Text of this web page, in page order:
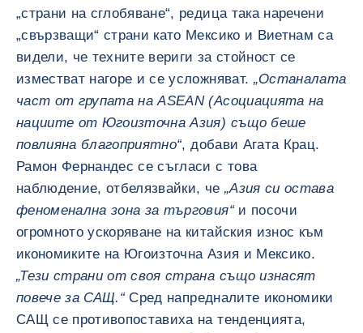
„страни на сглобяване“, редица така наречени
„свързващи“ страни като Мексико и Виетнам са
видели, че техните вериги за стойност се
изместват нагоре и се усложняват. „Останалата
част от групата на ASEAN (Асоциацията на
нациите от Югоизточна Азия) също беше
повлияна благоприятно“, добави Агата Крац.
Рамон Фернандес се съгласи с това
наблюдение, отбелязвайки, че „Азия си остава
феноменална зона за търговия“и посочи
огромното ускоряване на китайския износ към
икономиките на Югоизточна Азия и Мексико.
„Тези страни от своя страна също изнасят
повече за САЩ.“ Сред напредналите икономики
САЩ се противопоставиха на тенденцията,